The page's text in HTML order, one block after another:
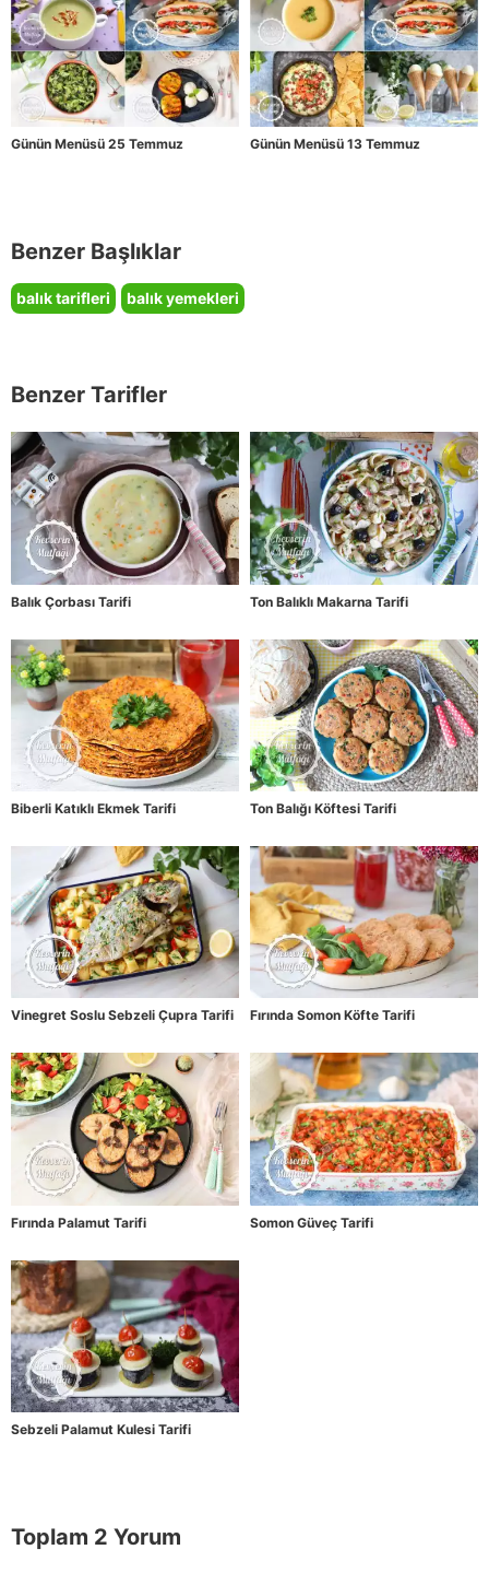
Günün Menüsü 25 Temmuz Günün Menüsü 13 Temmuz
Benzer Başlıklar
balık tarifleri balık yemekleri
Benzer Tarifler
Balık Çorbası Tarifi Ton Balıklı Makarna Tarifi
Biberli Katıklı Ekmek Tarifi Ton Balığı Köftesi Tarifi
Vinegret Soslu Sebzeli Çupra Tarifi Fırında Somon Köfte Tarifi
Fırında Palamut Tarifi Somon Güveç Tarifi
Sebzeli Palamut Kulesi Tarifi
Toplam 2 Yorum